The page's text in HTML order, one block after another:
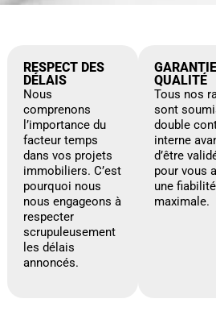
RESPECT DES
DÉLAIS
Nous
comprenons
l’importance du
facteur temps
dans vos projets
immobiliers. C’est
pourquoi nous
nous engageons à
respecter
scrupuleusement
les délais
annoncés.
QUALITÉ
Tous nos
sont
double
interne
d’être
pour vous
une fiabilité
maximale.